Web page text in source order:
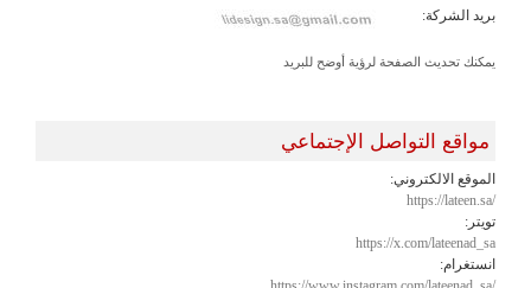
بريد الشركة:
يمكنك تحديث الصفحة لرؤية أوضح للبريد
مواقع التواصل الإجتماعي
الموقع الالكتروني:
https://lateen.sa/
تويتر:
https://x.com/lateenad_sa
انستغرام: